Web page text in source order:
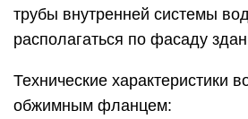
трубы внутренней системы
располагаться по фасаду
Технические характеристики
обжимным фланцем: